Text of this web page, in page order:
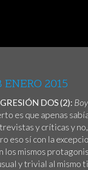
ENERO 2015
DOS (2):
es que apenas
y críticas y
eso sí con la
los mismos
y trivial al mismo